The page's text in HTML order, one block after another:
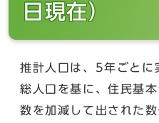
日現在）
推計人口は、5年ごとに
総人口を基に、住民基
数を加減して出された数